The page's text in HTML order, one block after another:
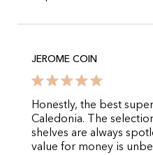
JEROME COIN
Honestly, the best
Caledonia. The
shelves are always
value for money is